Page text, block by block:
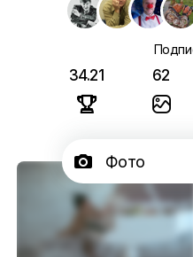
34.21

62

 Фото
 Портфолио
 Подписчики